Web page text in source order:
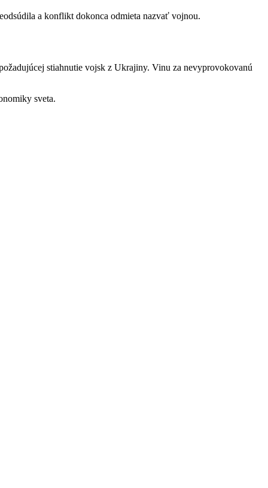
a konflikt dokonca odmieta nazvať vojnou.
stiahnutie vojsk z Ukrajiny. Vinu za nevyprovokovanú
sveta.